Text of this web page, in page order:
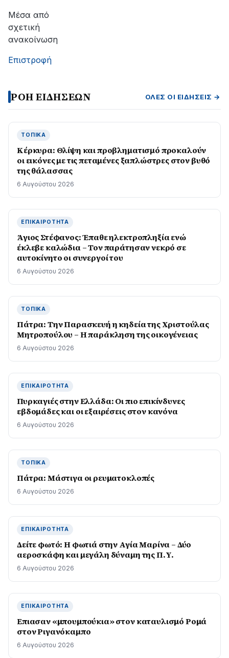
Μέσα από
σχετική
ανακοίνωση
Επιστροφή
ΡΟΗ ΕΙΔΗΣΕΩΝ ΌΛΕΣ ΟΙ ΕΙΔΉΣΕΙΣ →
ΤΟΠΙΚΆ
Κέρκυρα: Θλίψη και προβληματισμό προκαλούν
οι εικόνες με τις πεταμένες ξαπλώστρες στον βυθό
της θάλασσας
6 Αυγούστου 2026
ΕΠΙΚΑΙΡΌΤΗΤΑ
Άγιος Στέφανος: Έπαθε ηλεκτροπληξία ενώ
έκλεβε καλώδια – Τον παράτησαν νεκρό σε
αυτοκίνητο οι συνεργοί του
6 Αυγούστου 2026
ΤΟΠΙΚΆ
Πάτρα: Την Παρασκευή η κηδεία της Χριστούλας
Μητροπούλου – Η παράκληση της οικογένειας
6 Αυγούστου 2026
ΕΠΙΚΑΙΡΌΤΗΤΑ
Πυρκαγιές στην Ελλάδα: Οι πιο επικίνδυνες
εβδομάδες και οι εξαιρέσεις στον κανόνα
6 Αυγούστου 2026
ΤΟΠΙΚΆ
Πάτρα: Μάστιγα οι ρευµατοκλοπές
6 Αυγούστου 2026
ΕΠΙΚΑΙΡΌΤΗΤΑ
Δείτε φωτό: Η φωτιά στην Αγία Μαρίνα – Δύο
αεροσκάφη και μεγάλη δύναμη της Π.Υ.
6 Αυγούστου 2026
ΕΠΙΚΑΙΡΌΤΗΤΑ
Επιασαν «µπουµπούκια» στον καταυλισµό Ροµά
στον Ριγανόκαμπο
6 Αυγούστου 2026